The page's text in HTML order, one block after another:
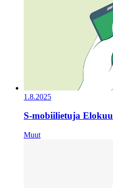
1.8.2025
S-mobiilietuja Elokuu
Muut